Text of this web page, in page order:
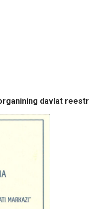
davlat reestr